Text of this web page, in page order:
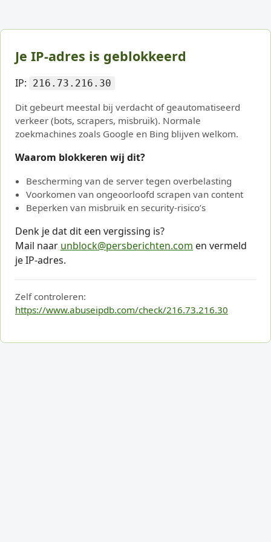
Je IP-adres is geblokkeerd
IP: 216.73.216.30
Dit gebeurt meestal bij verdacht of geautomatiseerd
verkeer (bots, scrapers, misbruik). Normale
zoekmachines zoals Google en Bing blijven welkom.
Waarom blokkeren wij dit?
Bescherming van de server tegen overbelasting
Voorkomen van ongeoorloofd scrapen van content
Beperken van misbruik en security-risico’s
Denk je dat dit een vergissing is?
Mail naar unblock@persberichten.com en vermeld
je IP-adres.
Zelf controleren:
https://www.abuseipdb.com/check/216.73.216.30